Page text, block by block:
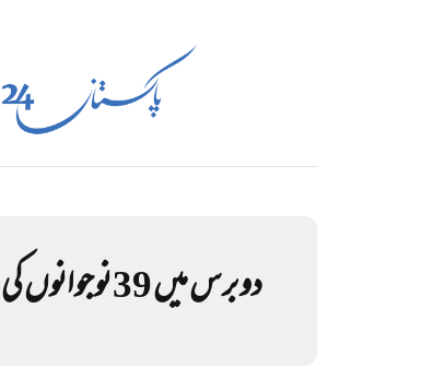
دو برس میں 39 نوجوانوں کی دو جعلی فٹبال ٹیمیں جاپان بھجوا دیں، ملزم گرفتار